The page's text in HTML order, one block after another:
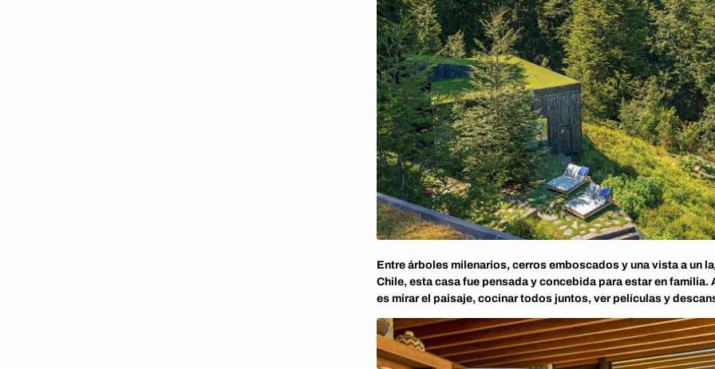
Entre árboles milenarios, cerros emboscados y una vista a un
Chile, esta casa fue pensada y concebida para estar en familia.
es mirar el paisaje, cocinar todos juntos, ver películas y